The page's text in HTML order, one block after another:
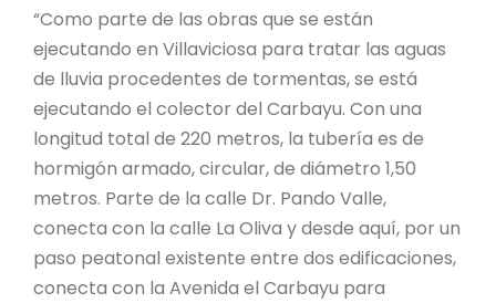
“Como parte de las obras que se están
ejecutando en Villaviciosa para tratar las aguas
de lluvia procedentes de tormentas, se está
ejecutando el colector del Carbayu. Con una
longitud total de 220 metros, la tubería es de
hormigón armado, circular, de diámetro 1,50
metros. Parte de la calle Dr. Pando Valle,
conecta con la calle La Oliva y desde aquí, por un
paso peatonal existente entre dos edificaciones,
conecta con la Avenida el Carbayu para